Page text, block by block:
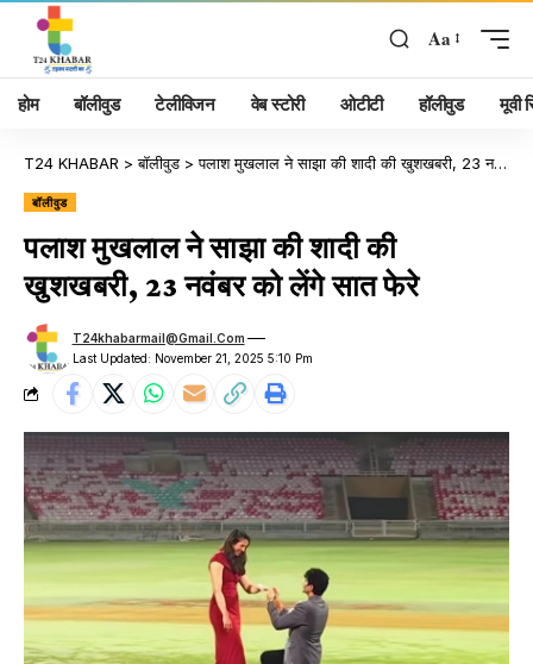
Aa
होम बॉलीवुड टेलीविजन वेब स्टोरी ओटीटी हॉलीवुड मूवी
T24 KHABAR >बॉलीवुड >पलाश मुखलाल ने साझा की शादी की खुशखबरी, 23 नवंबर को लेंगे सात फेरे
बॉलीवुड
पलाश मुखलाल ने साझा की शादी की
खुशखबरी, 23 नवंबर को लेंगे सात फेरे
Last Updated: November 21, 2025 5:10 Pm
T24khabarmail@gmail.com